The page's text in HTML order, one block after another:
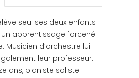
seul ses deux enfants
un apprentissage forcené
Musicien d’orchestre lui-
leur professeur.
ans, pianiste soliste